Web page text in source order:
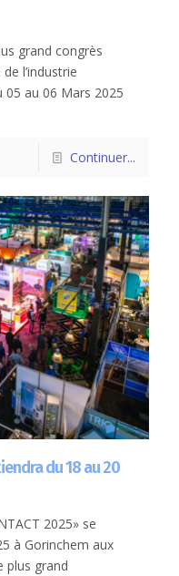
grand congrès
l’industrie
au 06 Mars 2025
Continuer...
du 18 au 20
2025» se
à Gorinchem aux
plus grand